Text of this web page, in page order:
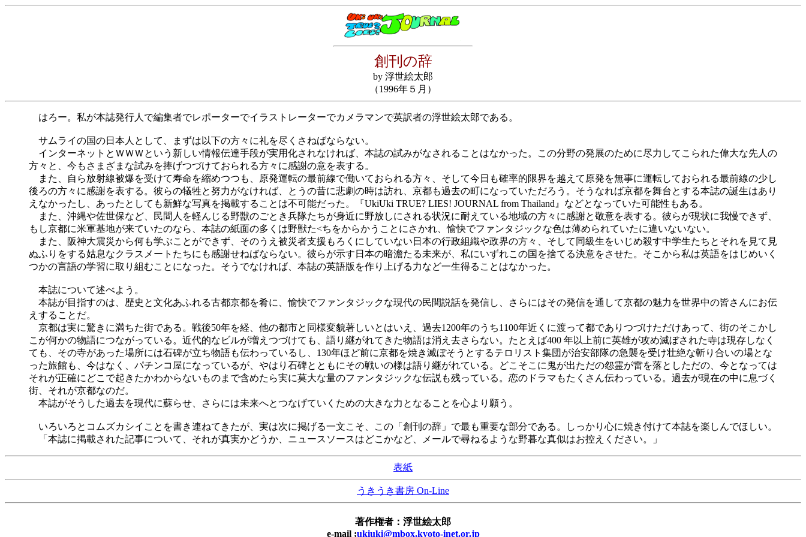
創刊の辞
by 浮世絵太郎
（1996年５月）
はろー。私が本誌発行人で編集者でレポーターでイラストレーターでカメラマンで英訳者の浮世絵太郎である。
サムライの国の日本人として、まずは以下の方々に礼を尽くさねばならない。
インターネットとＷＷＷという新しい情報伝達手段が実用化されなければ、本誌の試みがなされることはなかった。この分野の発展のために尽力してこられた偉大な先人の
方々と、今もさまざまな試みを捧げつづけておられる方々に感謝の意を表する。
また、自ら放射線被爆を受けて寿命を縮めつつも、原発運転の最前線で働いておられる方々、そして今日も確率的限界を越えて原発を無事に運転しておられる最前線の少し
後ろの方々に感謝を表する。彼らの犠牲と努力がなければ、とうの昔に悲劇の時は訪れ、京都も過去の町になっていただろう。そうなれば京都を舞台とする本誌の誕生はあり
えなかったし、あったとしても新鮮な写真を掲載することは不可能だった。『UkiUki TRUE? LIES! JOURNAL from Thailand』などとなっていた可能性もある。
また、沖縄や佐世保など、民間人を軽んじる野獣のごとき兵隊たちが身近に野放しにされる状況に耐えている地域の方々に感謝と敬意を表する。彼らが現状に我慢できず、
もし京都に米軍基地が来ていたのなら、本誌の紙面の多くは野獣た<ちをからかうことにさかれ、愉快でファンタジックな色は薄められていたに違いないない。
また、阪神大震災から何も学ぶことができず、そのうえ被災者支援もろくにしていない日本の行政組織や政界の方々、そして同級生をいじめ殺す中学生たちとそれを見て見
ぬふりをする姑息なクラスメートたちにも感謝せねばならない。彼らが示す日本の暗澹たる未来が、私にいずれこの国を捨てる決意をさせた。そこから私は英語をはじめいく
つかの言語の学習に取り組むことになった。そうでなければ、本誌の英語版を作り上げる力など一生得ることはなかった。
本誌について述べよう。
本誌が目指すのは、歴史と文化あふれる古都京都を肴に、愉快でファンタジックな現代の民間説話を発信し、さらにはその発信を通して京都の魅力を世界中の皆さんにお伝
えすることだ。
京都は実に驚きに満ちた街である。戦後50年を経、他の都市と同様変貌著しいとはいえ、過去1200年のうち1100年近くに渡って都でありつづけただけあって、街のそこかし
こが何かの物語につながっている。近代的なビルが増えつづけても、語り継がれてきた物語は消え去さらない。たとえば400 年以上前に英雄が攻め滅ぼされた寺は現存しなく
ても、その寺があった場所には石碑が立ち物語も伝わっているし、130年ほど前に京都を焼き滅ぼそうとするテロリスト集団が治安部隊の急襲を受け壮絶な斬り合いの場とな
った旅館も、今はなく、パチンコ屋になっているが、やはり石碑とともにその戦いの様は語り継がれている。どこそこに鬼が出ただの怨霊が雷を落としただの、今となっては
それが正確にどこで起きたかわからないものまで含めたら実に莫大な量のファンタジックな伝説も残っている。恋のドラマもたくさん伝わっている。過去が現在の中に息づく
街、それが京都なのだ。
本誌がそうした過去を現代に蘇らせ、さらには未来へとつなげていくための大きな力となることを心より願う。
いろいろとコムズカシイことを書き連ねてきたが、実は次に掲げる一文こそ、この「創刊の辞」で最も重要な部分である。しっかり心に焼き付けて本誌を楽しんでほしい。
「本誌に掲載された記事について、それが真実かどうか、ニュースソースはどこかなど、メールで尋ねるような野暮な真似はお控えください。」
表紙
うきうき書房 On-Line
著作権者：浮世絵太郎
e-mail ;ukiuki@mbox.kyoto-inet.or.jp